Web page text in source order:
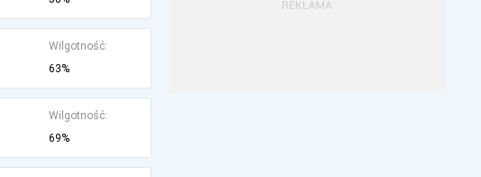
Wilgotność:
63%
Wilgotność:
69%